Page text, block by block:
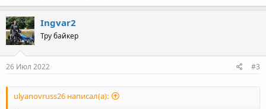
Ingvar2
Тру байкер
26 Июл 2022 #3
ulyanovruss26 написал(а):